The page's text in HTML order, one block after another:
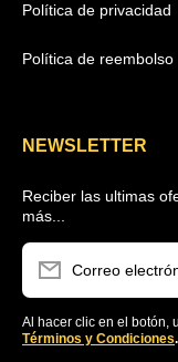
Política de privacidad
Política de reembolso
NEWSLETTER
Reciber las ultimas
más...
Correo
Al hacer clic en el botón,
Términos y Condiciones.